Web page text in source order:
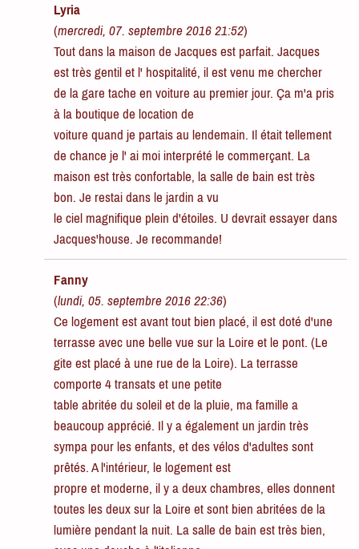
Lyria
(mercredi, 07. septembre 2016 21:52)
Tout dans la maison de Jacques est parfait. Jacques
est très gentil et l' hospitalité, il est venu me chercher
de la gare tache en voiture au premier jour. Ça m'a pris
à la boutique de location de
voiture quand je partais au lendemain. Il était tellement
de chance je l' ai moi interprété le commerçant. La
maison est très confortable, la salle de bain est très
bon. Je restai dans le jardin a vu
le ciel magnifique plein d'étoiles. U devrait essayer dans
Jacques'house. Je recommande!
Fanny
(lundi, 05. septembre 2016 22:36)
Ce logement est avant tout bien placé, il est doté d'une
terrasse avec une belle vue sur la Loire et le pont. (Le
gite est placé à une rue de la Loire). La terrasse
comporte 4 transats et une petite
table abritée du soleil et de la pluie, ma famille a
beaucoup apprécié. Il y a également un jardin très
sympa pour les enfants, et des vélos d'adultes sont
prêtés. A l'intérieur, le logement est
propre et moderne, il y a deux chambres, elles donnent
toutes les deux sur la Loire et sont bien abritées de la
lumière pendant la nuit. La salle de bain est très bien,